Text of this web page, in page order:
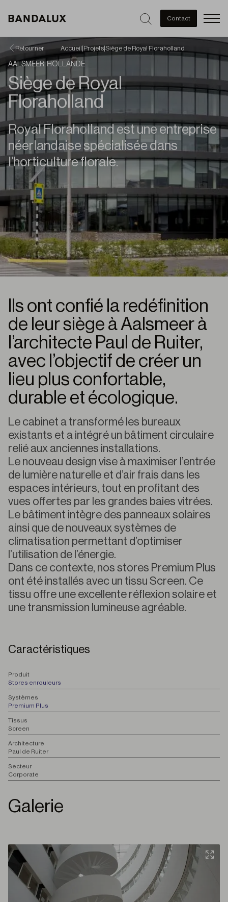
Contact
Retourner Accueil Projets Siège de Royal Floraholland
AALSMEER, HOLLANDE
Siège de Royal
Floraholland
Royal Floraholland est une entreprise
néerlandaise spécialisée dans
l’horticulture florale.
Ils ont confié la redéfinition
de leur siège à Aalsmeer à
l’architecte Paul de Ruiter,
avec l’objectif de créer un
lieu plus confortable,
durable et écologique.
Le cabinet a transformé les bureaux
existants et a intégré un bâtiment circulaire
relié aux anciennes installations.
Le nouveau design vise à maximiser l’entrée
de lumière naturelle et d’air frais dans les
espaces intérieurs, tout en profitant des
vues offertes par les grandes baies vitrées.
Le bâtiment intègre des panneaux solaires
ainsi que de nouveaux systèmes de
climatisation permettant d’optimiser
l’utilisation de l’énergie.
Dans ce contexte, nos stores Premium Plus
ont été installés avec un tissu Screen. Ce
tissu offre une excellente réflexion solaire et
une transmission lumineuse agréable.
Caractéristiques
Produit
Stores enrouleurs
Systèmes
Premium Plus
Tissus
Screen
Architecture
Paul de Ruiter
Secteur
Corporate
Galerie